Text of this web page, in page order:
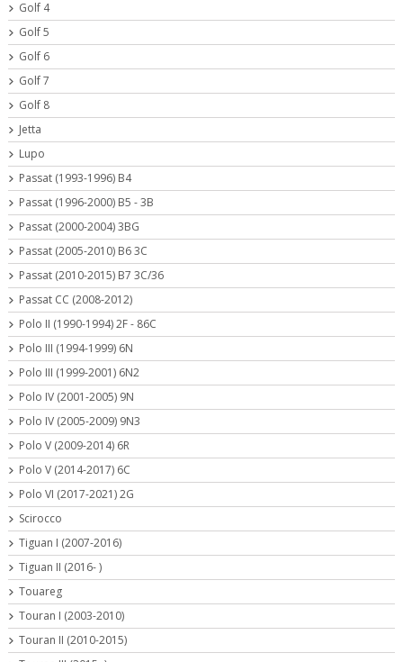
Golf 4
Golf 5
Golf 6
Golf 7
Golf 8
Jetta
Lupo
Passat (1993-1996) B4
Passat (1996-2000) B5 - 3B
Passat (2000-2004) 3BG
Passat (2005-2010) B6 3C
Passat (2010-2015) B7 3C/36
Passat CC (2008-2012)
Polo II (1990-1994) 2F - 86C
Polo III (1994-1999) 6N
Polo III (1999-2001) 6N2
Polo IV (2001-2005) 9N
Polo IV (2005-2009) 9N3
Polo V (2009-2014) 6R
Polo V (2014-2017) 6C
Polo VI (2017-2021) 2G
Scirocco
Tiguan I (2007-2016)
Tiguan II (2016- )
Touareg
Touran I (2003-2010)
Touran II (2010-2015)